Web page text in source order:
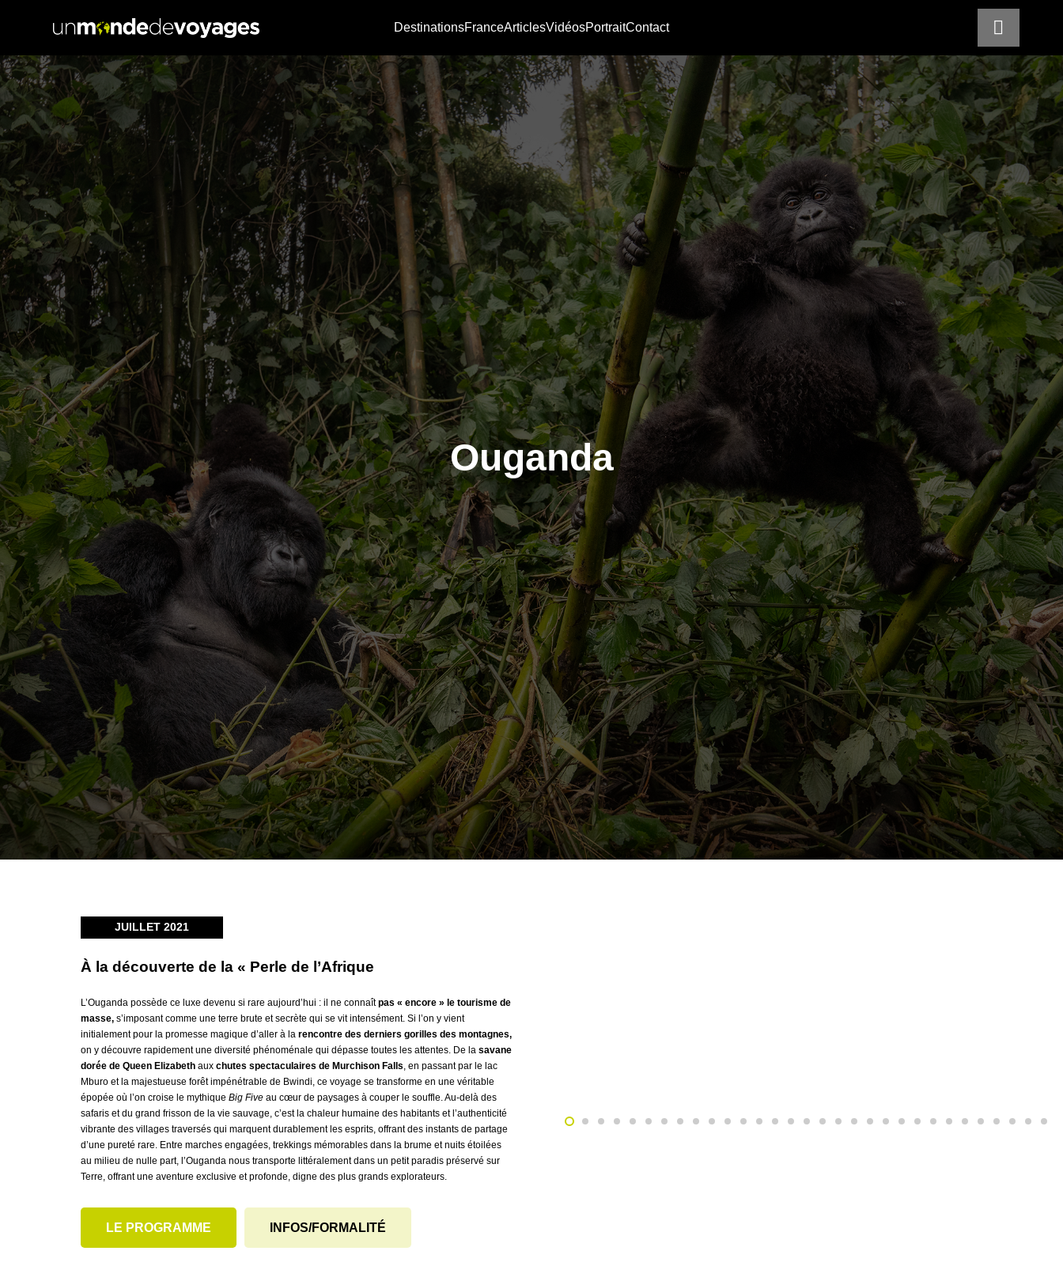
DestinationsFranceArticlesVidéosPortraitContact
Ouganda
JUILLET 2021
À la découverte de la « Perle de l’Afrique
L’Ouganda possède ce luxe devenu si rare aujourd’hui : il ne connaîtpas « encore » le tourisme de
masse, s’imposant comme une terre brute et secrète qui se vit intensément. Si l’on y vient
initialement pour la promesse magique d’aller à la rencontre des derniers gorilles des montagnes,
on y découvre rapidement une diversité phénoménale qui dépasse toutes les attentes. De la savane
dorée de Queen Elizabeth aux chutes spectaculaires de Murchison Falls, en passant par le lac
Mburo et la majestueuse forêt impénétrable de Bwindi, ce voyage se transforme en une véritable
épopée où l’on croise le mythique Big Five au cœur de paysages à couper le souffle. Au-delà des
safaris et du grand frisson de la vie sauvage, c’est la chaleur humaine des habitants et l’authenticité
vibrante des villages traversés qui marquent durablement les esprits, offrant des instants de partage
d’une pureté rare. Entre marches engagées, trekkings mémorables dans la brume et nuits étoilées
au milieu de nulle part, l’Ouganda nous transporte littéralement dans un petit paradis préservé sur
Terre, offrant une aventure exclusive et profonde, digne des plus grands explorateurs.
LE PROGRAMME INFOS/FORMALITÉ